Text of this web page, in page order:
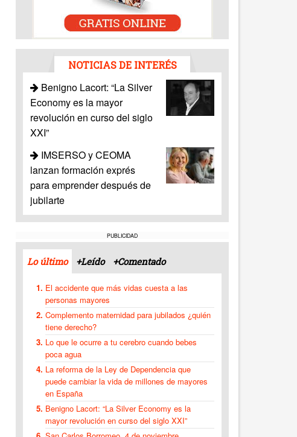
NOTICIAS DE INTERÉS
Benigno Lacort: “La Silver
Economy es la mayor
revolución en curso del siglo
XXI”
IMSERSO y CEOMA
lanzan formación exprés
para emprender después de
jubilarte
PUBLICIDAD
Lo último +Leído +Comentado
El accidente que más vidas cuesta a las
personas mayores
Complemento maternidad para jubilados ¿quién
tiene derecho?
Lo que le ocurre a tu cerebro cuando bebes
poca agua
La reforma de la Ley de Dependencia que
puede cambiar la vida de millones de mayores
en España
Benigno Lacort: “La Silver Economy es la
mayor revolución en curso del siglo XXI”